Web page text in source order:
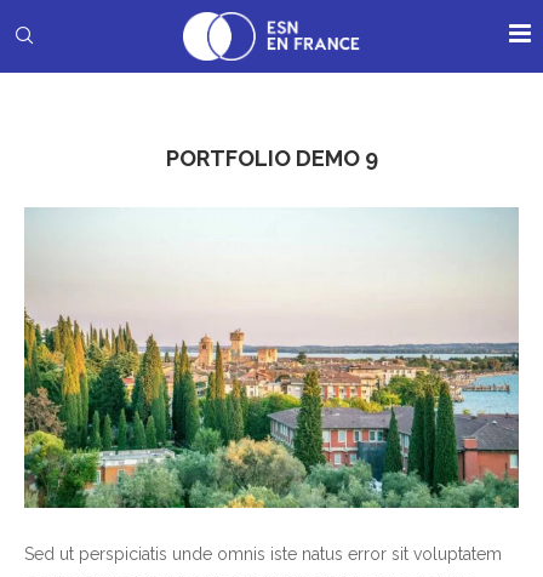
PORTFOLIO DEMO 9
Sed ut perspiciatis unde omnis iste natus error sit voluptatem